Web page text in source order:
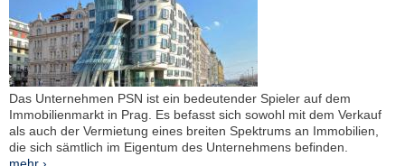
Das Unternehmen PSN ist ein bedeutender Spieler auf dem
Immobilienmarkt in Prag. Es befasst sich sowohl mit dem Verkauf
als auch der Vermietung eines breiten Spektrums an Immobilien,
die sich sämtlich im Eigentum des Unternehmens befinden.